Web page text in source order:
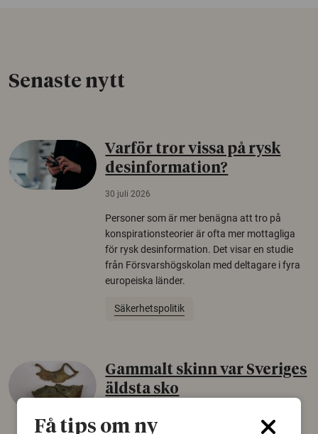
Senaste nytt
Varför tror vissa på rysk
desinformation?
30 juli 2026
Personer som är mer benägna att tro på
konspirationsteorier är ofta mer mottagliga
för rysk desinformation. Det visar en studie
från Försvarshögskolan med deltagare i fyra
europeiska länder.
Säkerhetspolitik
Gammalt skinn var Sveriges
äldsta sko
Få tips om ny